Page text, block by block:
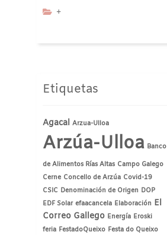
+
Etiquetas
Agacal Arzua-Ulloa
Arzúa-Ulloa Banco
de Alimentos Rías Altas Campo Galego
Cerne Concello de Arzúa Covid-19
CSIC Denominación de Origen DOP
EDF Solar efaacancela Elaboración El
Correo Gallego Energía Eroski
feria FestadoQueixo Festa do Queixo